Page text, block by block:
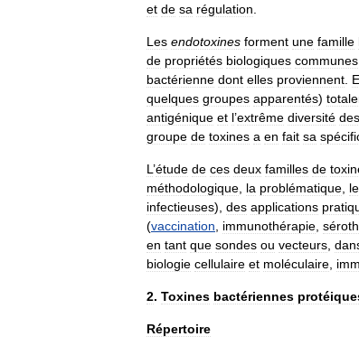
et de sa régulation
Les endotoxines forment une famille
de propriétés biologiques communes
bactérienne dont elles proviennent
quelques groupes apparentés)
antigénique et l’extrême diversité des
groupe de toxines a en fait sa
L ’étude de ces deux familles de
méthodologique la problématique
infectieuses), des applications
(vaccination immunothérapie
en tant que sondes ou vecteurs
biologie cellulaire et moléculaire
2. Toxines bactériennes
Répertoire